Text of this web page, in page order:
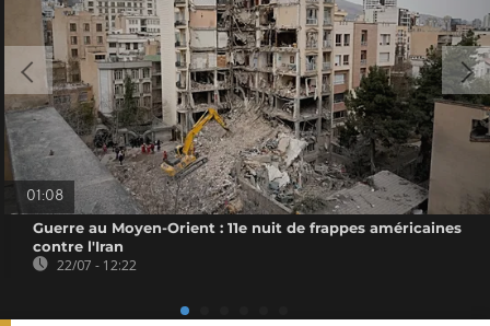
01:08
Guerre au Moyen-Orient : 11e nuit de frappes américaines
contre l'Iran
22/07 - 12:22